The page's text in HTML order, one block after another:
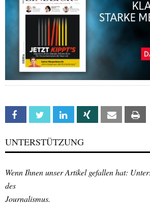
Facebook Twitter Linkedin Xing Email
UNTERSTÜTZUNG
Wenn Ihnen unser Artikel gefallen hat:
des
Journalismus.